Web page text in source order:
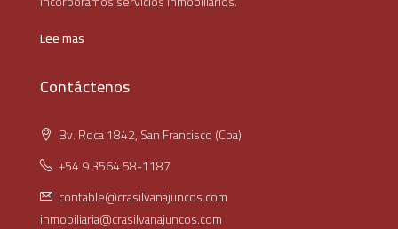
Lee mas
Contáctenos
Bv. Roca 1842, San Francisco (Cba)
+54 9 3564 58-1187
contable@crasilvanajuncos.com
inmobiliaria@crasilvanajuncos.com